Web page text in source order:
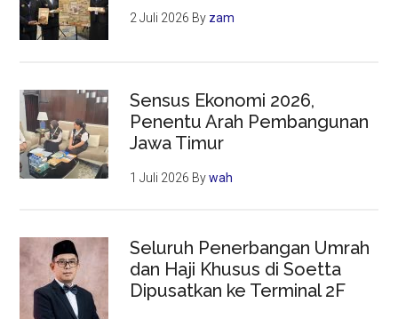
2 Juli 2026 By zam
Sensus Ekonomi 2026,
Penentu Arah Pembangunan
Jawa Timur
1 Juli 2026 Bywah
Seluruh Penerbangan Umrah
dan Haji Khusus di Soetta
Dipusatkan ke Terminal 2F